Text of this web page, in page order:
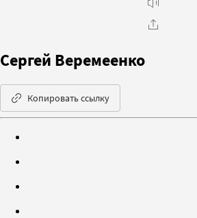
Сергей Веремеенко
Копировать ссылку